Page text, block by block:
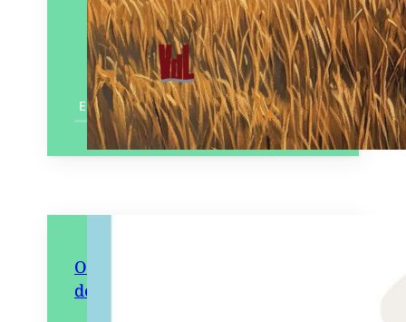
En savoir plus
Objectif con : quand l’absurde
dérape